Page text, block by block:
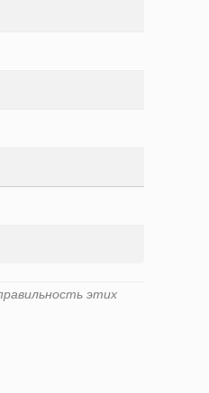
этих